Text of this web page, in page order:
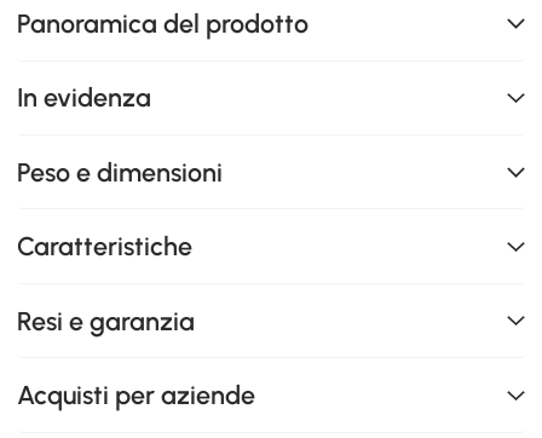
Panoramica del prodotto
In evidenza
Peso e dimensioni
Caratteristiche
Resi e garanzia
Acquisti per aziende